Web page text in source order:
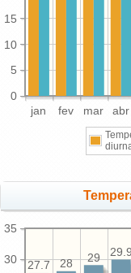
jan fev mar abr
0
5
10
15
30
35
29.9
29
28
27.7